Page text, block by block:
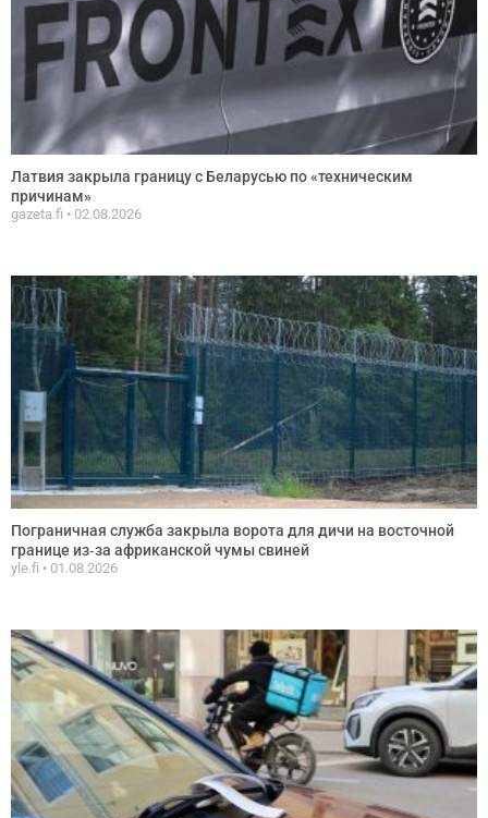
Латвия закрыла границу с Беларусью по «техническим
причинам»
gazeta.fi 02.08.2026
Пограничная служба закрыла ворота для дичи на восточной
границе из‑за африканской чумы свиней
yle.fi 01.08.2026